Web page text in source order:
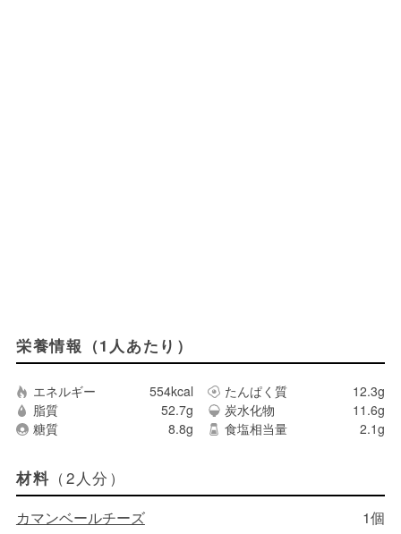
栄養情報（1人あたり）
エネルギー 554kcal たんぱく質
12.3g
脂質
52.7g 炭水化物
11.6g
糖質
8.8g 食塩相当量 2.1g
材料 （2人分）
カマンベールチーズ
1個